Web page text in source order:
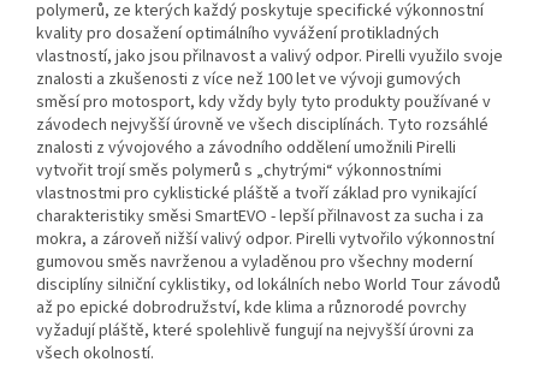
polymerů, ze kterých každý poskytuje specifické výkonnostní
kvality pro dosažení optimálního vyvážení protikladných
vlastností, jako jsou přilnavost a valivý odpor. Pirelli využilo svoje
znalosti a zkušenosti z více než 100 let ve vývoji gumových
směsí pro motosport, kdy vždy byly tyto produkty používané v
závodech nejvyšší úrovně ve všech disciplínách. Tyto rozsáhlé
znalosti z vývojového a závodního oddělení umožnili Pirelli
vytvořit trojí směs polymerů s „chytrými“ výkonnostními
vlastnostmi pro cyklistické pláště a tvoří základ pro vynikající
charakteristiky směsi SmartEVO - lepší přilnavost za sucha i za
mokra, a zároveň nižší valivý odpor. Pirelli vytvořilo výkonnostní
gumovou směs navrženou a vyladěnou pro všechny moderní
disciplíny silniční cyklistiky, od lokálních nebo World Tour závodů
až po epické dobrodružství, kde klima a různorodé povrchy
vyžadují pláště, které spolehlivě fungují na nejvyšší úrovni za
všech okolností.